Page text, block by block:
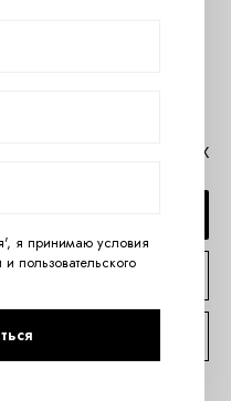
Помощь в MAX
КЛИК
я принимаю условия
и пользовательского